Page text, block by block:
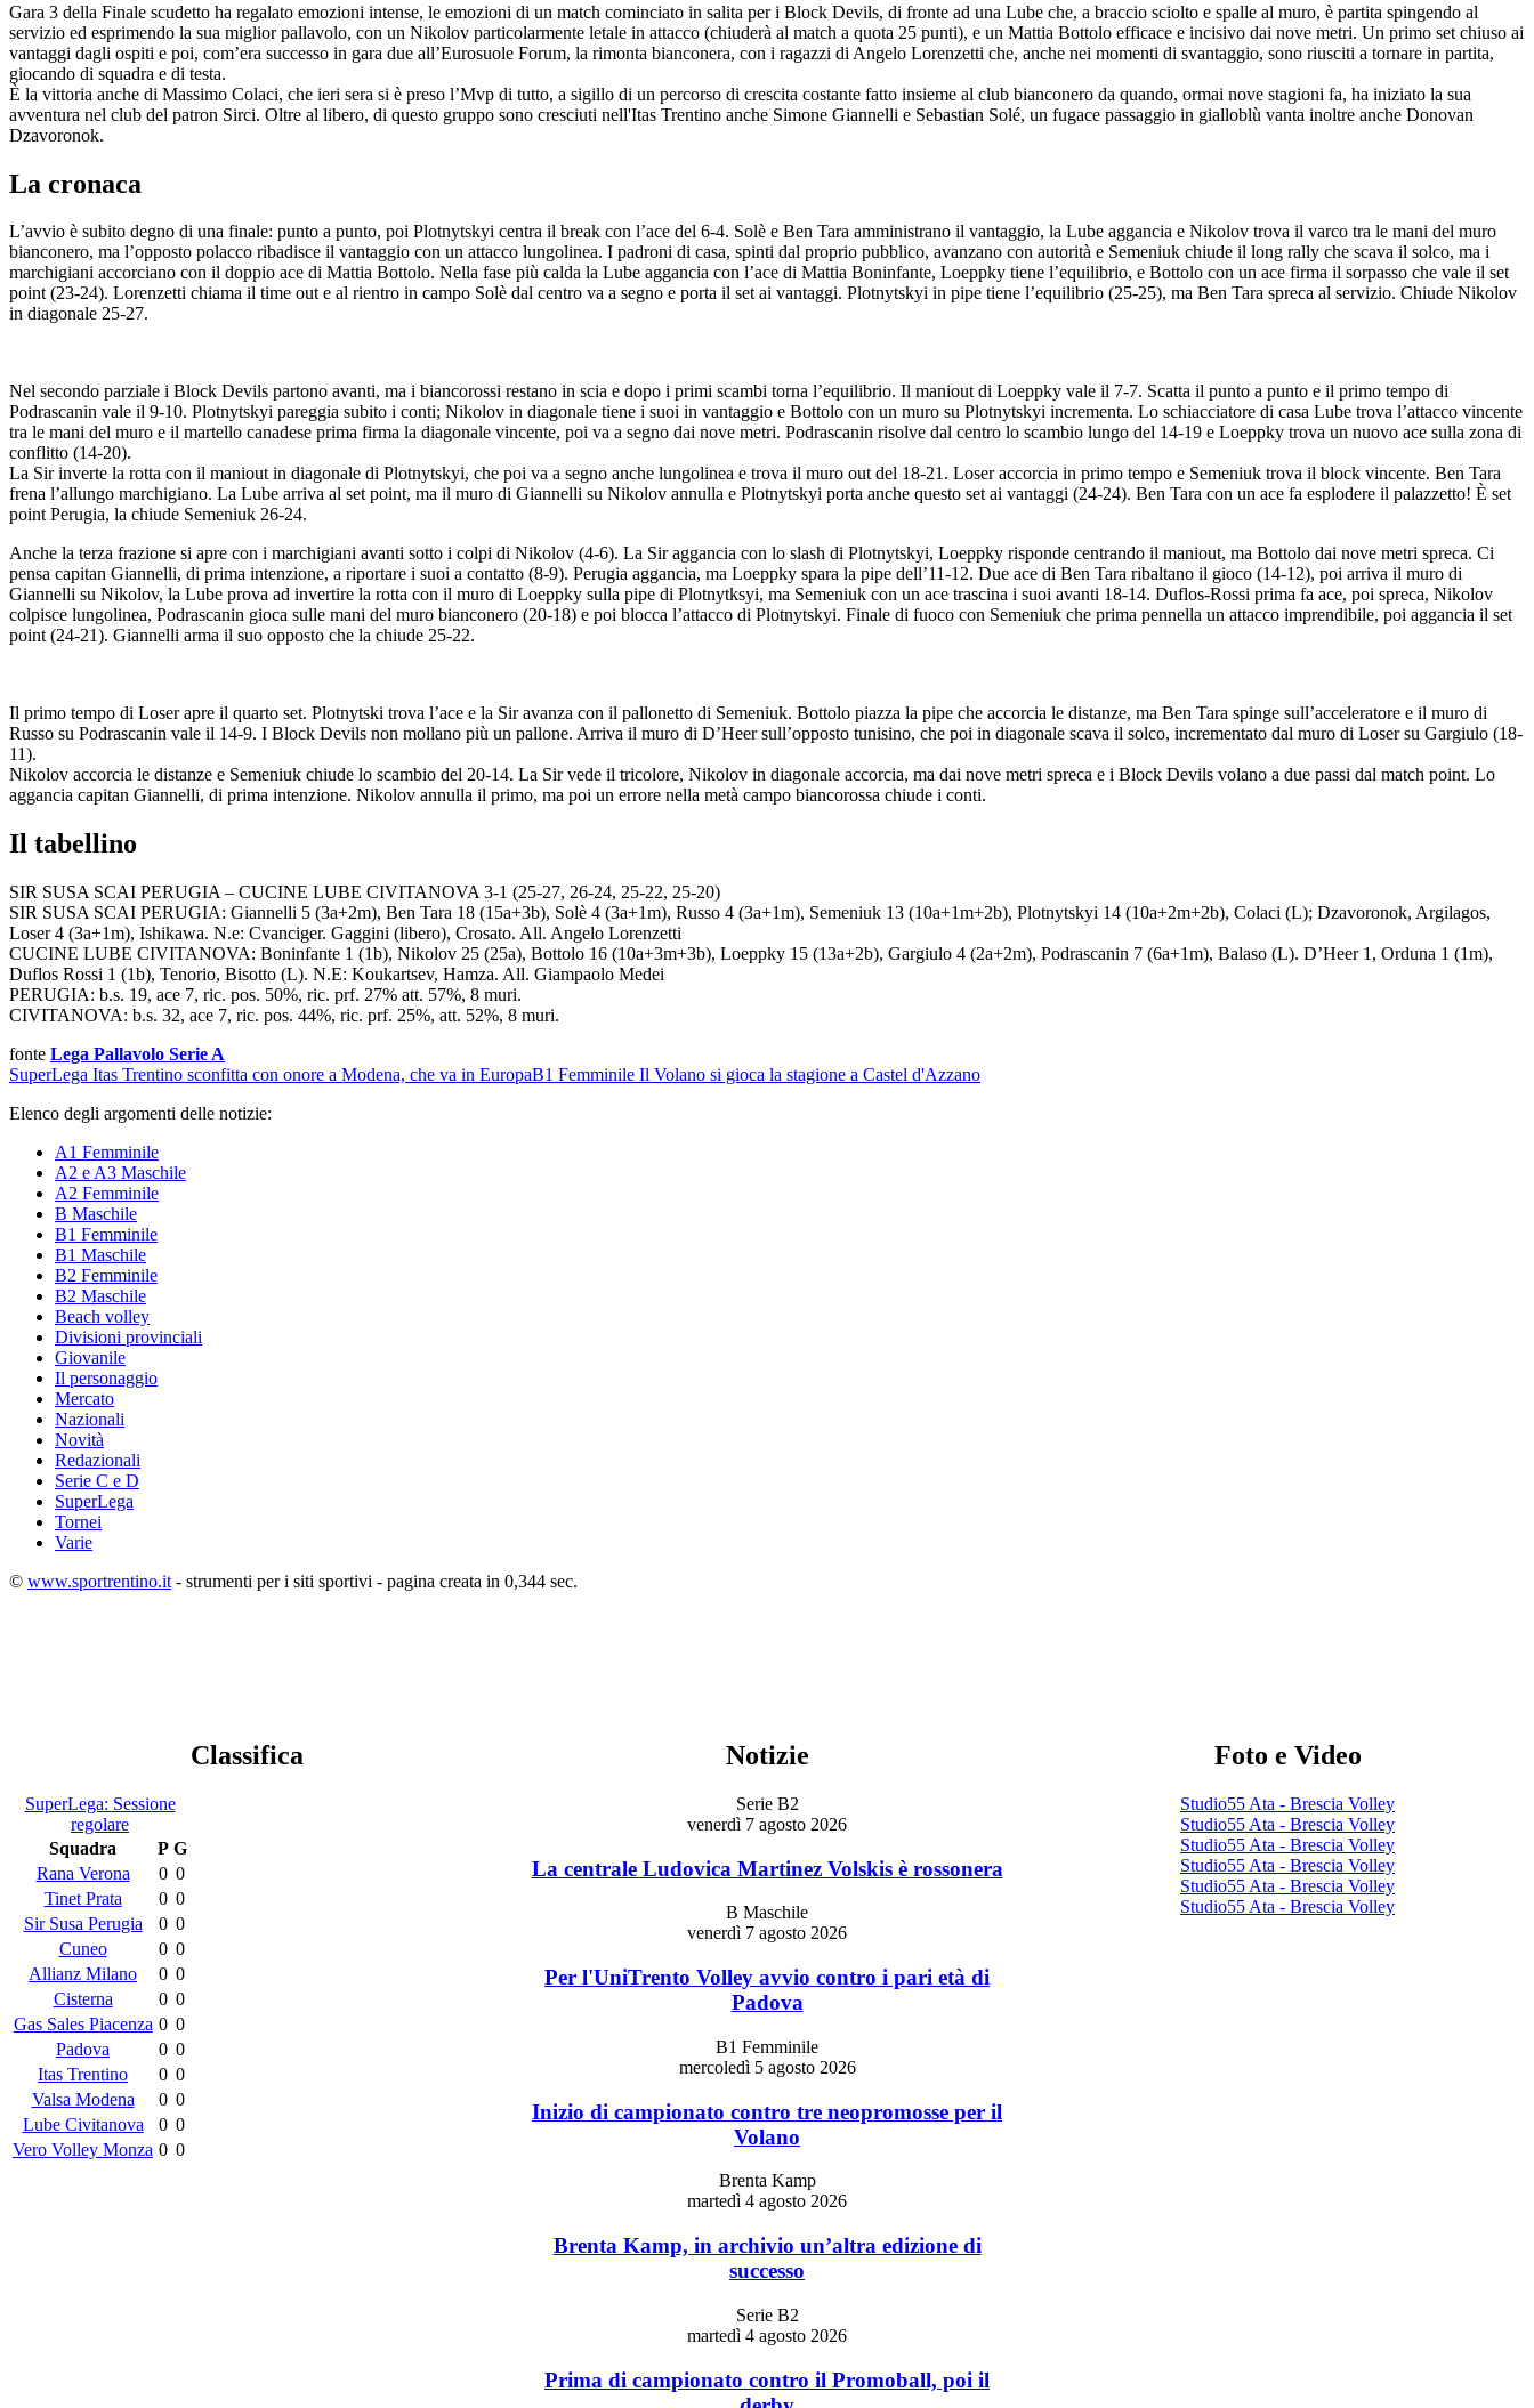
Gara 3 della Finale scudetto ha regalato emozioni intense, le emozioni di un match cominciato in salita per i Block Devils, di fronte ad una Lube che, a braccio sciolto e spalle al muro, è partita spingendo al
servizio ed esprimendo la sua miglior pallavolo, con un Nikolov particolarmente letale in attacco (chiuderà al match a quota 25 punti), e un Mattia Bottolo efficace e incisivo dai nove metri. Un primo set chiuso ai
vantaggi dagli ospiti e poi, com’era successo in gara due all’Eurosuole Forum, la rimonta bianconera, con i ragazzi di Angelo Lorenzetti che, anche nei momenti di svantaggio, sono riusciti a tornare in partita,
giocando di squadra e di testa.
È la vittoria anche di Massimo Colaci, che ieri sera si è preso l’Mvp di tutto, a sigillo di un percorso di crescita costante fatto insieme al club bianconero da quando, ormai nove stagioni fa, ha iniziato la sua
avventura nel club del patron Sirci. Oltre al libero, di questo gruppo sono cresciuti nell'Itas Trentino anche Simone Giannelli e Sebastian Solé, un fugace passaggio in gialloblù vanta inoltre anche Donovan
Dzavoronok.
La cronaca
L’avvio è subito degno di una finale: punto a punto, poi Plotnytskyi centra il break con l’ace del 6-4. Solè e Ben Tara amministrano il vantaggio, la Lube aggancia e Nikolov trova il varco tra le mani del muro
bianconero, ma l’opposto polacco ribadisce il vantaggio con un attacco lungolinea. I padroni di casa, spinti dal proprio pubblico, avanzano con autorità e Semeniuk chiude il long rally che scava il solco, ma i
marchigiani accorciano con il doppio ace di Mattia Bottolo. Nella fase più calda la Lube aggancia con l’ace di Mattia Boninfante, Loeppky tiene l’equilibrio, e Bottolo con un ace firma il sorpasso che vale il set
point (23-24). Lorenzetti chiama il time out e al rientro in campo Solè dal centro va a segno e porta il set ai vantaggi. Plotnytskyi in pipe tiene l’equilibrio (25-25), ma Ben Tara spreca al servizio. Chiude Nikolov
in diagonale 25-27.
Nel secondo parziale i Block Devils partono avanti, ma i biancorossi restano in scia e dopo i primi scambi torna l’equilibrio. Il maniout di Loeppky vale il 7-7. Scatta il punto a punto e il primo tempo di
Podrascanin vale il 9-10. Plotnytskyi pareggia subito i conti; Nikolov in diagonale tiene i suoi in vantaggio e Bottolo con un muro su Plotnytskyi incrementa. Lo schiacciatore di casa Lube trova l’attacco vincente
tra le mani del muro e il martello canadese prima firma la diagonale vincente, poi va a segno dai nove metri. Podrascanin risolve dal centro lo scambio lungo del 14-19 e Loeppky trova un nuovo ace sulla zona di
conflitto (14-20).
La Sir inverte la rotta con il maniout in diagonale di Plotnytskyi, che poi va a segno anche lungolinea e trova il muro out del 18-21. Loser accorcia in primo tempo e Semeniuk trova il block vincente. Ben Tara
frena l’allungo marchigiano. La Lube arriva al set point, ma il muro di Giannelli su Nikolov annulla e Plotnytskyi porta anche questo set ai vantaggi (24-24). Ben Tara con un ace fa esplodere il palazzetto! È set
point Perugia, la chiude Semeniuk 26-24.
Anche la terza frazione si apre con i marchigiani avanti sotto i colpi di Nikolov (4-6). La Sir aggancia con lo slash di Plotnytskyi, Loeppky risponde centrando il maniout, ma Bottolo dai nove metri spreca. Ci
pensa capitan Giannelli, di prima intenzione, a riportare i suoi a contatto (8-9). Perugia aggancia, ma Loeppky spara la pipe dell’11-12. Due ace di Ben Tara ribaltano il gioco (14-12), poi arriva il muro di
Giannelli su Nikolov, la Lube prova ad invertire la rotta con il muro di Loeppky sulla pipe di Plotnytksyi, ma Semeniuk con un ace trascina i suoi avanti 18-14. Duflos-Rossi prima fa ace, poi spreca, Nikolov
colpisce lungolinea, Podrascanin gioca sulle mani del muro bianconero (20-18) e poi blocca l’attacco di Plotnytskyi. Finale di fuoco con Semeniuk che prima pennella un attacco imprendibile, poi aggancia il set
point (24-21). Giannelli arma il suo opposto che la chiude 25-22.
Il primo tempo di Loser apre il quarto set. Plotnytski trova l’ace e la Sir avanza con il pallonetto di Semeniuk. Bottolo piazza la pipe che accorcia le distanze, ma Ben Tara spinge sull’acceleratore e il muro di
Russo su Podrascanin vale il 14-9. I Block Devils non mollano più un pallone. Arriva il muro di D’Heer sull’opposto tunisino, che poi in diagonale scava il solco, incrementato dal muro di Loser su Gargiulo (18-
11).
Nikolov accorcia le distanze e Semeniuk chiude lo scambio del 20-14. La Sir vede il tricolore, Nikolov in diagonale accorcia, ma dai nove metri spreca e i Block Devils volano a due passi dal match point. Lo
aggancia capitan Giannelli, di prima intenzione. Nikolov annulla il primo, ma poi un errore nella metà campo biancorossa chiude i conti.
Il tabellino
SIR SUSA SCAI PERUGIA – CUCINE LUBE CIVITANOVA 3-1 (25-27, 26-24, 25-22, 25-20)
SIR SUSA SCAI PERUGIA: Giannelli 5 (3a+2m), Ben Tara 18 (15a+3b), Solè 4 (3a+1m), Russo 4 (3a+1m), Semeniuk 13 (10a+1m+2b), Plotnytskyi 14 (10a+2m+2b), Colaci (L); Dzavoronok, Argilagos,
Loser 4 (3a+1m), Ishikawa. N.e: Cvanciger. Gaggini (libero), Crosato. All. Angelo Lorenzetti
CUCINE LUBE CIVITANOVA: Boninfante 1 (1b), Nikolov 25 (25a), Bottolo 16 (10a+3m+3b), Loeppky 15 (13a+2b), Gargiulo 4 (2a+2m), Podrascanin 7 (6a+1m), Balaso (L). D’Heer 1, Orduna 1 (1m),
Duflos Rossi 1 (1b), Tenorio, Bisotto (L). N.E: Koukartsev, Hamza. All. Giampaolo Medei
PERUGIA: b.s. 19, ace 7, ric. pos. 50%, ric. prf. 27% att. 57%, 8 muri.
CIVITANOVA: b.s. 32, ace 7, ric. pos. 44%, ric. prf. 25%, att. 52%, 8 muri.
fonte Lega Pallavolo Serie A
SuperLega Itas Trentino sconfitta con onore a Modena, che va in EuropaB1 Femminile Il Volano si gioca la stagione a Castel d'Azzano
Elenco degli argomenti delle notizie:
A1 Femminile
A2 e A3 Maschile
A2 Femminile
B Maschile
B1 Femminile
B1 Maschile
B2 Femminile
B2 Maschile
Beach volley
Divisioni provinciali
Giovanile
Il personaggio
Mercato
Nazionali
Novità
Redazionali
Serie C e D
SuperLega
Tornei
Varie
© www.sportrentino.it - strumenti per i siti sportivi - pagina creata in 0,344 sec.
Classifica
SuperLega: Sessione
regolare
Squadra
P G
Rana Verona
0 0
Tinet Prata
0 0
Sir Susa Perugia
0 0
Cuneo
0 0
Allianz Milano
0 0
Cisterna
0 0
Gas Sales Piacenza 0 0
Padova
0 0
Itas Trentino
0 0
Valsa Modena
0 0
Lube Civitanova
0 0
Vero Volley Monza 0 0
Notizie
Serie B2
venerdì 7 agosto 2026
La centrale Ludovica Martinez Volskis è rossonera
B Maschile
venerdì 7 agosto 2026
Per l'UniTrento Volley avvio contro i pari età di
Padova
B1 Femminile
mercoledì 5 agosto 2026
Inizio di campionato contro tre neopromosse per il
Volano
Brenta Kamp
martedì 4 agosto 2026
Brenta Kamp, in archivio un’altra edizione di
successo
Serie B2
martedì 4 agosto 2026
Prima di campionato contro il Promoball, poi il
Foto e Video
Studio55 Ata - Brescia Volley
Studio55 Ata - Brescia Volley
Studio55 Ata - Brescia Volley
Studio55 Ata - Brescia Volley
Studio55 Ata - Brescia Volley
Studio55 Ata - Brescia Volley